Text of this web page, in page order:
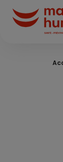
Aller
contenu
Fil